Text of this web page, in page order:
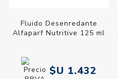
Fluido Desenredante
Alfaparf Nutritive 125 ml
$U 1.432